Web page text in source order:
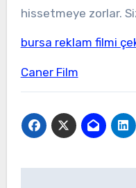
hissetmeye zorlar.
bursa reklam filmi
Caner Film